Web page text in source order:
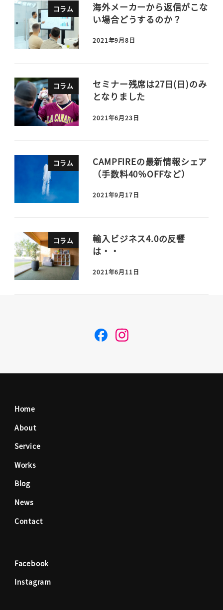
コラム
海外メーカーから返信がこな
い場合どうするのか？
2021年9月8日
コラム
セミナー残席は27日(日)のみ
となりました
2021年6月23日
コラム
CAMPFIREの最新情報シェア
（手数料40％OFFなど）
2021年9月17日
コラム
輸入ビジネス4.0の反響
は・・
2021年6月11日
F I
Home
About
Service
Works
Blog
News
Contact
Facebook
Instagram